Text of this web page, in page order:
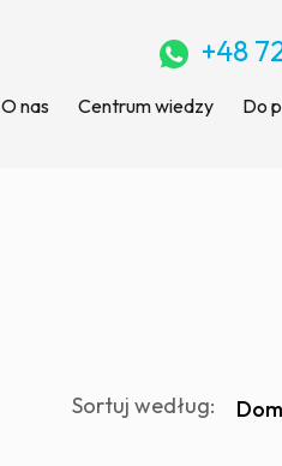
+48
O nas Centrum wiedzy Do
Sortuj według: